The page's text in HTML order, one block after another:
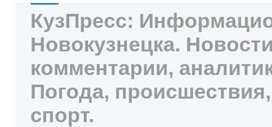
КузПресс:
Новокузнецка.
комментарии,
Погода,
спорт.